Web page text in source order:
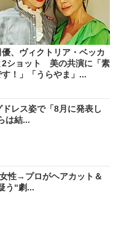
優、ヴィクトリア・ベッカ
2ショット 美の共演に「素
！」「うらやま」...
レス姿で「8月に発表し
は結...
性→プロがヘアカット＆
“劇...